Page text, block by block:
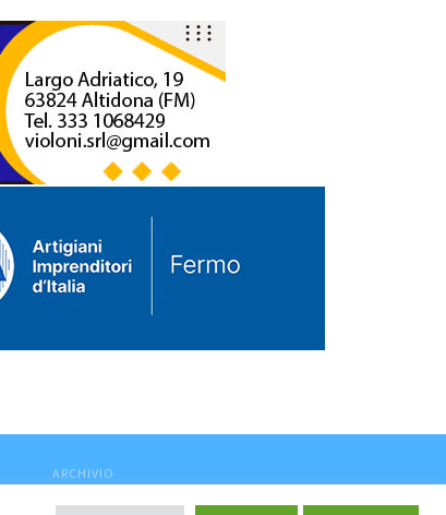
ARCHIVIO